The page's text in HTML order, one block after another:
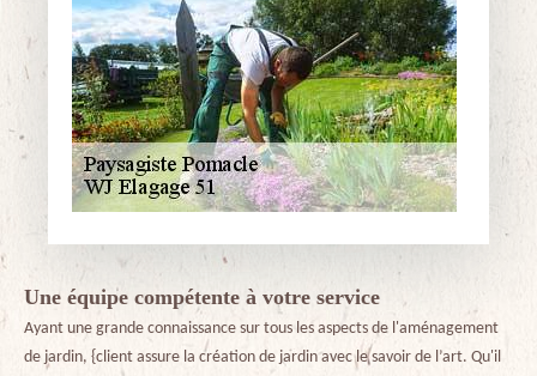
Une équipe compétente à votre service
Ayant une grande connaissance sur tous les aspects de l'aménagement
de jardin, {client assure la création de jardin avec le savoir de l’art. Qu'il